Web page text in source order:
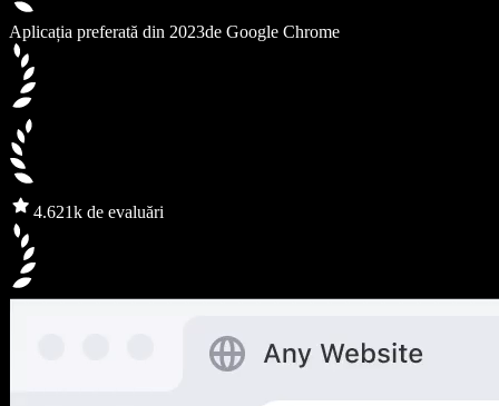
Aplicația preferată din 2023de Google Chrome
4.621k de evaluări